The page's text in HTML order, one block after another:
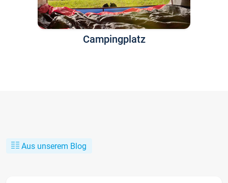
Campingplatz
Aus unserem Blog